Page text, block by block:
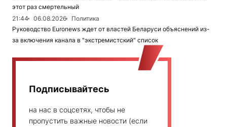
этот раз смертельный
21:44
06.08.2026
Политика
Руководство Euronews ждет от властей Беларуси объяснений из-
за включения канала в "экстремистский" список
Подписывайтесь
на нас в соцсетях, чтобы не
пропустить важные новости (если